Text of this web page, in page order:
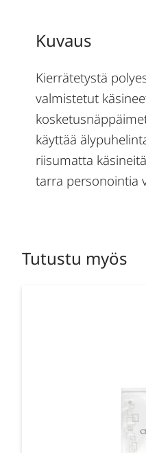
Kuvaus
Kierrätetystä
valmistetut
käyttää
riisumatta
tarra personointia
Tutustu myös